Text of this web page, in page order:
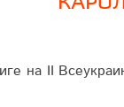
на ІІ